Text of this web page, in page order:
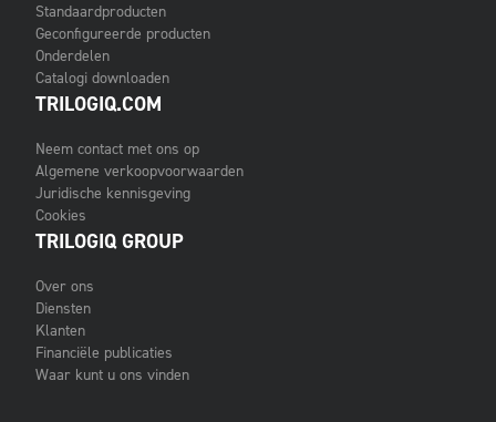
Standaardproducten
Geconfigureerde producten
Onderdelen
Catalogi downloaden
TRILOGIQ.COM
Neem contact met ons op
Algemene verkoopvoorwaarden
Juridische kennisgeving
Cookies
TRILOGIQ GROUP
Over ons
Diensten
Klanten
Financiële publicaties
Waar kunt u ons vinden